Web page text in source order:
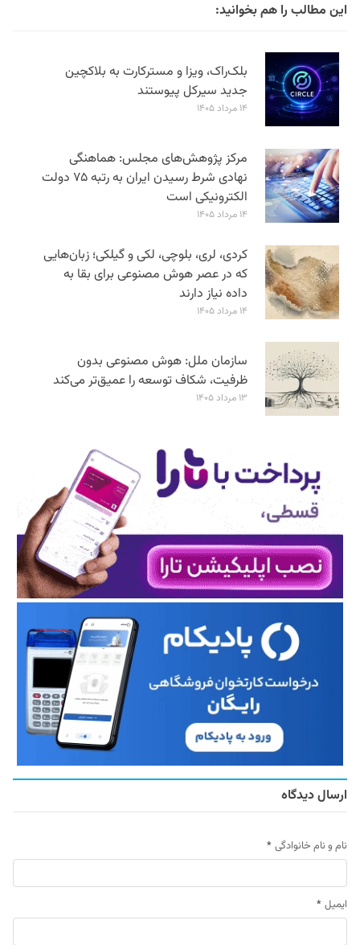
این مطالب را هم بخوانید:
بلک‌راک، ویزا و مسترکارت به بلاکچین
جدید سیرکل پیوستند
۱۴ مرداد ۱۴۰۵
مرکز پژوهش‌های مجلس: هماهنگی
نهادی شرط رسیدن ایران به رتبه ۷۵ دولت
الکترونیکی است
۱۴ مرداد ۱۴۰۵
کردی، لری، بلوچی، لکی و گیلکی؛ زبان‌هایی
که در عصر هوش مصنوعی برای بقا به
داده نیاز دارند
۱۴ مرداد ۱۴۰۵
سازمان ملل: هوش مصنوعی بدون
ظرفیت، شکاف توسعه را عمیق‌تر می‌کند
۱۳ مرداد ۱۴۰۵
ارسال دیدگاه
نام و نام خانوادگی *
ایمیل *